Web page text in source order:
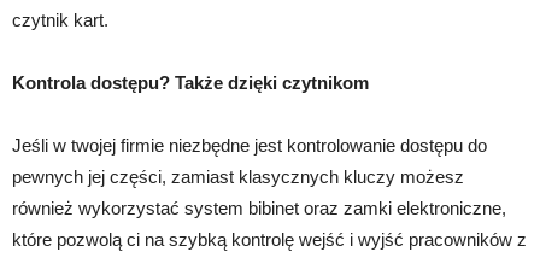
czytnik kart.
Kontrola dostępu? Także dzięki czytnikom
Jeśli w twojej firmie niezbędne jest kontrolowanie dostępu do
pewnych jej części, zamiast klasycznych kluczy możesz
również wykorzystać system bibinet oraz zamki elektroniczne,
które pozwolą ci na szybką kontrolę wejść i wyjść pracowników z